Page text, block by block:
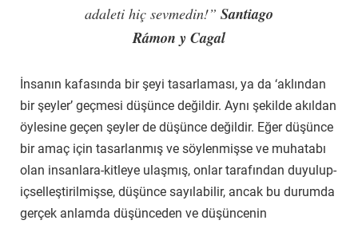
adaleti hiç sevmedin!” Santiago
Rámon y Cagal
İnsanın kafasında bir şeyi tasarlaması, ya da ‘aklından
bir şeyler’ geçmesi düşünce değildir. Aynı şekilde akıldan
öylesine geçen şeyler de düşünce değildir. Eğer düşünce
bir amaç için tasarlanmış ve söylenmişse ve muhatabı
olan insanlara-kitleye ulaşmış, onlar tarafından duyulup-
içselleştirilmişse, düşünce sayılabilir, ancak bu durumda
gerçek anlamda düşünceden ve düşüncenin